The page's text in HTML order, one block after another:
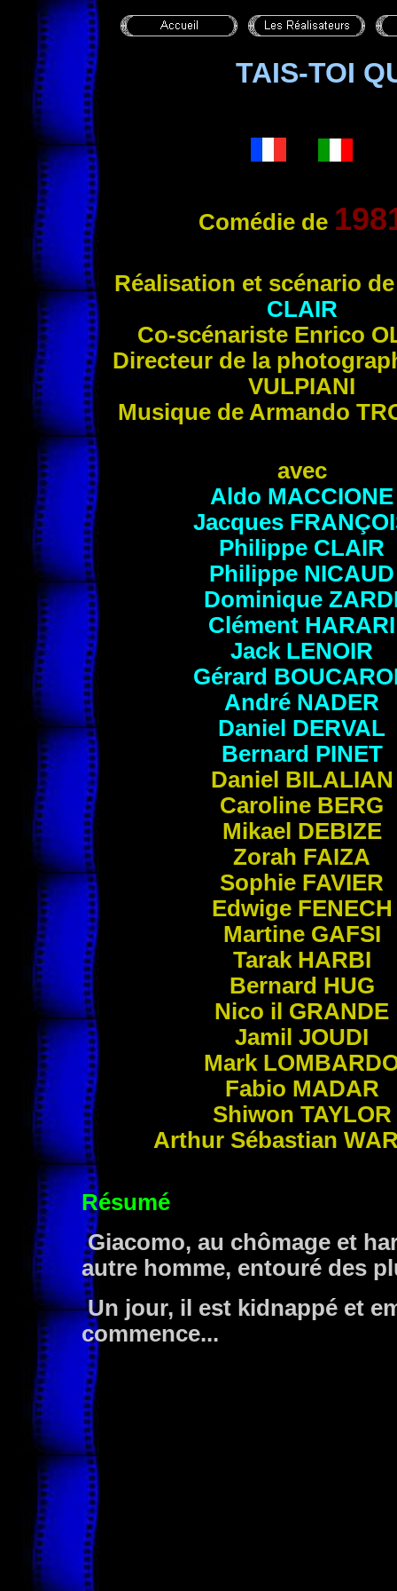
TAIS-TOI
Comédie de
Réalisation et scénario
CLAIR
Co-scénariste Enrico
Directeur de la
VULPIANI
Musique de Armando
avec
Aldo MACCIONE
Jacques
Philippe CLAIR
Philippe NICAUD
Dominique
Clément HARARI
Jack LENOIR
Gérard
André NADER
Daniel DERVAL
Bernard PINET
Daniel BILALIAN
Caroline BERG
Mikael DEBIZE
Zorah FAIZA
Sophie FAVIER
Edwige FENECH
Martine GAFSI
Tarak HARBI
Bernard HUG
Nico il GRANDE
Jamil JOUDI
Mark
Fabio MADAR
Shiwon TAYLOR
Arthur Sébastian
Résumé
Giacomo, au chômage et
autre homme, entouré des
Un jour, il est kidnappé et
commence...